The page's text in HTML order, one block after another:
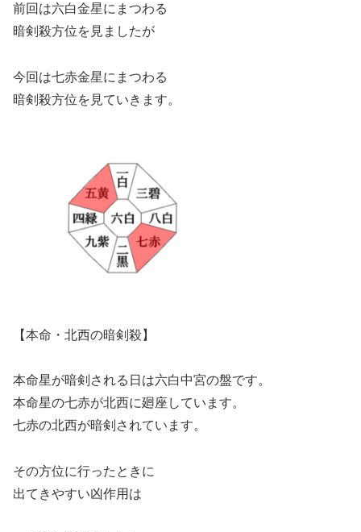
前回は六白金星にまつわる
暗剣殺方位を見ましたが
今回は七赤金星にまつわる
暗剣殺方位を見ていきます。
【本命・北西の暗剣殺】
本命星が暗剣される日は六白中宮の盤です。
本命星の七赤が北西に廻座しています。
七赤の北西が暗剣されています。
その方位に行ったときに
出てきやすい凶作用は